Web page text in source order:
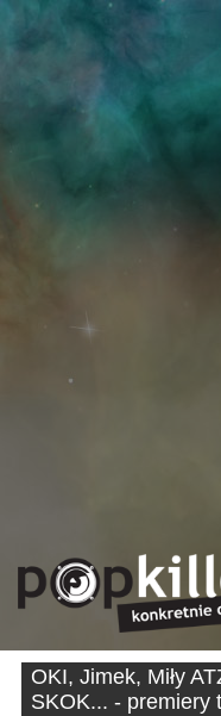
OKI, Jimek, Miły
SKOK... - premiery